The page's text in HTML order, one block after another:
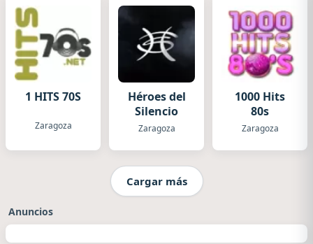
1 HITS 70S
Zaragoza
Héroes del
Silencio
Zaragoza
1000 Hits
80s
Zaragoza
Cargar más
Anuncios